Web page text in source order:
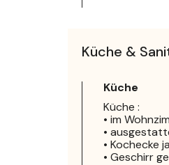
Küche &
Küche
Küche :
• im
•
• Kochecke
• Geschirr